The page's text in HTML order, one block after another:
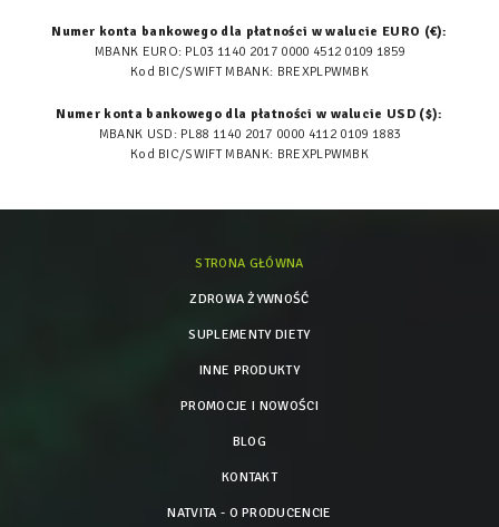
Numer konta bankowego dla płatności w walucie EURO (€):
MBANK EURO: PL03 1140 2017 0000 4512 0109 1859
Kod BIC/SWIFT MBANK: BREXPLPWMBK
Numer konta bankowego dla płatności w walucie USD ($):
MBANK USD: PL88 1140 2017 0000 4112 0109 1883
Kod BIC/SWIFT MBANK: BREXPLPWMBK
STRONA GŁÓWNA
ZDROWA ŻYWNOŚĆ
SUPLEMENTY DIETY
INNE PRODUKTY
PROMOCJE I NOWOŚCI
BLOG
KONTAKT
NATVITA - O PRODUCENCIE